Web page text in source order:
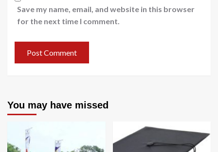
Save my name, email, and website in this browser
for the next time I comment.
You may have missed